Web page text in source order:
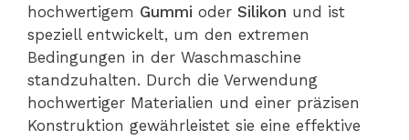
hochwertigem Gummi oder Silikon und ist
speziell entwickelt, um den extremen
Bedingungen in der Waschmaschine
standzuhalten. Durch die Verwendung
hochwertiger Materialien und einer präzisen
Konstruktion gewährleistet sie eine effektive